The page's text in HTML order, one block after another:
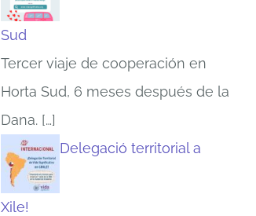
Sud
Tercer viaje de cooperación en
Horta Sud, 6 meses después de la
Dana.[…]
Delegació territorial a
Xile!